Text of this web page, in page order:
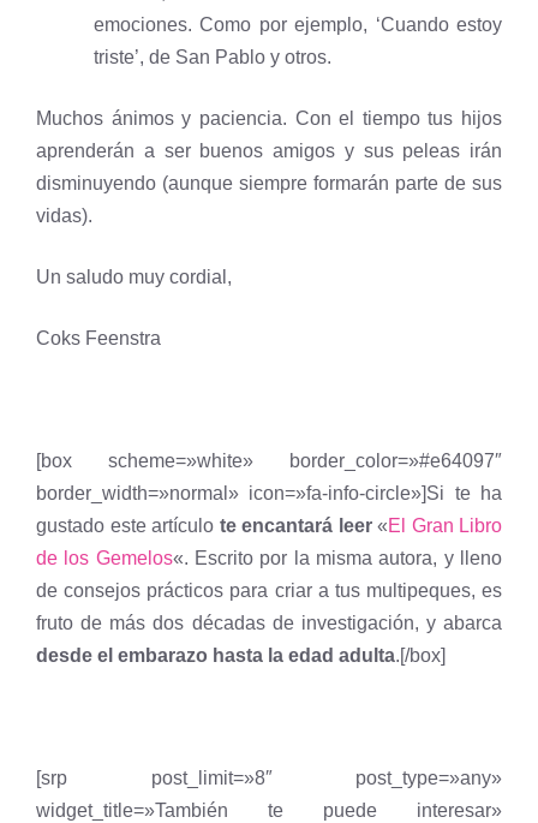
emociones. Como por ejemplo, ‘Cuando estoy
triste’, de San Pablo y otros.
Muchos ánimos y paciencia. Con el tiempo tus hijos
aprenderán a ser buenos amigos y sus peleas irán
disminuyendo (aunque siempre formarán parte de sus
vidas).
Un saludo muy cordial,
Coks Feenstra
[box scheme=»white» border_color=»#e64097″
border_width=»normal» icon=»fa-info-circle»]Si te ha
gustado este artículo te encantará leer«El Gran Libro
de los Gemelos«. Escrito por la misma autora, y lleno
de consejos prácticos para criar a tus multipeques, es
fruto de más dos décadas de investigación, y abarca
desde el embarazo hasta la edad adulta.[/box]
[srp post_limit=»8″ post_type=»any»
widget_title=»También te puede interesar»